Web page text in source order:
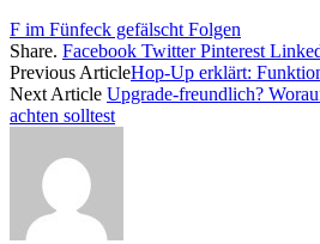
F im Fünfeck gefälscht Folgen
Share. Facebook Twitter Pinterest
Previous ArticleHop-Up erklärt:
Next Article Upgrade-freundlich?
achten solltest